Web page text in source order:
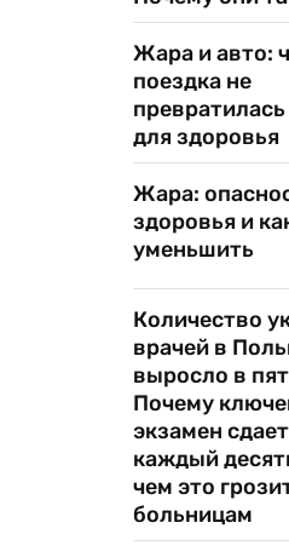
Жара и авто:
поездка не
превратилась
для здоровья
Жара:
здоровья и
уменьшить
Количество
врачей в
выросло в
Почему
экзамен
каждый
чем это
больницам